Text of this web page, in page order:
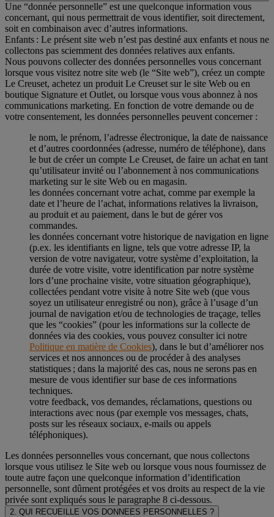
Une “donnée personnelle” est une quelconque information vous
concernant, qui nous permettrait de vous identifier, soit directement,
soit en combinaison avec d’autres informations.
Enfants : Le présent site web n’est pas destiné aux enfants et nous ne
collectons pas sciemment des données relatives aux enfants.
Nous pouvons collecter des données personnelles vous concernant
lorsque vous visitez notre site web (le “Site web”), créez un compte
Le Creuset, achetez un produit Le Creuset sur le site Web ou en
boutique Signature et Outlet, ou lorsque vous vous abonnez à nos
communications marketing. En fonction de votre demande ou de
votre consentement, les données personnelles peuvent concerner :
le nom, le prénom, l’adresse électronique, la date de naissance
et d’autres coordonnées (adresse, numéro de téléphone), dans
le but de créer un compte Le Creuset, de faire un achat en tant
qu’utilisateur invité ou l’abonnement à nos communications
marketing sur le site Web ou en magasin.
les données concernant votre achat, comme par exemple la
date et l’heure de l’achat, informations relatives la livraison,
au produit et au paiement, dans le but de gérer vos
commandes.
les données concernant votre historique de navigation en ligne
(p.ex. les identifiants en ligne, tels que votre adresse IP, la
version de votre navigateur, votre système d’exploitation, la
durée de votre visite, votre identification par notre système
lors d’une prochaine visite, votre situation géographique),
collectées pendant votre visite à notre Site web (que vous
soyez un utilisateur enregistré ou non), grâce à l’usage d’un
journal de navigation et/ou de technologies de traçage, telles
que les “cookies” (pour les informations sur la collecte de
données via des cookies, vous pouvez consulter ici notre
Politique en matière de Cookies), dans le but d’améliorer nos
services et nos annonces ou de procéder à des analyses
statistiques ; dans la majorité des cas, nous ne serons pas en
mesure de vous identifier sur base de ces informations
techniques.
votre feedback, vos demandes, réclamations, questions ou
interactions avec nous (par exemple vos messages, chats,
posts sur les réseaux sociaux, e-mails ou appels
téléphoniques).
Les données personnelles vous concernant, que nous collectons
lorsque vous utilisez le Site web ou lorsque vous nous fournissez de
toute autre façon une quelconque information d’identification
personnelle, sont dûment protégées et vos droits au respect de la vie
privée sont expliqués sous le paragraphe 8 ci-dessous.
2. QUI RECUEILLE VOS DONNEES PERSONNELLES ?